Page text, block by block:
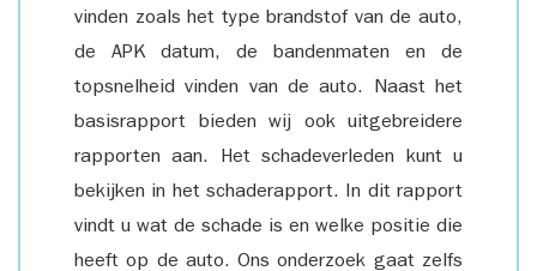
vinden zoals het type brandstof van de auto,
de APK datum, de bandenmaten en de
topsnelheid vinden van de auto. Naast het
basisrapport bieden wij ook uitgebreidere
rapporten aan. Het schadeverleden kunt u
bekijken in het schaderapport. In dit rapport
vindt u wat de schade is en welke positie die
heeft op de auto. Ons onderzoek gaat zelfs